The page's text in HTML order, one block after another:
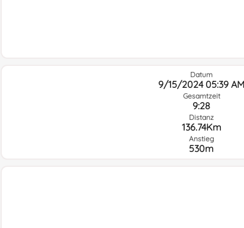
Datum
9/15/2024 05:39 AM
Gesamtzeit
9:28
Distanz
136.74Km
Anstieg
530m